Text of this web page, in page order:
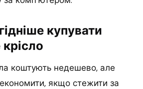
купувати
коштують недешево, але
якщо стежити за